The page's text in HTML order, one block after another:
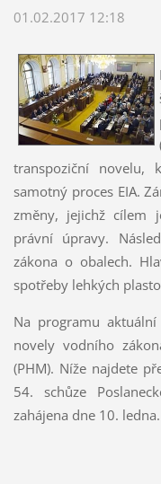
01.02.2017 12:18
transpoziční novelu,
samotný proces EIA.
změny, jejichž cílem
právní úpravy.
zákona o obalech.
spotřeby lehkých
Na programu aktuální
novely vodního
(PHM). Níže najdete
54. schůze
zahájena dne 10. ledna.